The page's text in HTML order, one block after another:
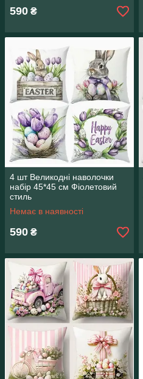
590 ₴
4 шт Великодні наволочки
набір 45*45 см Фіолетовий
стиль
Немає в наявності
590 ₴